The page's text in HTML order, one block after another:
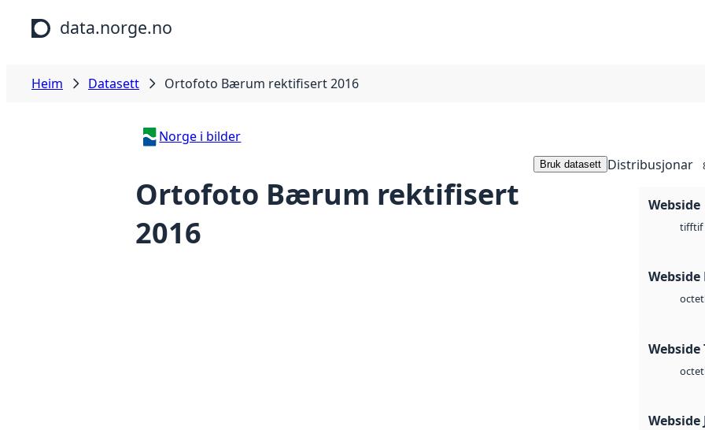
Hopp til hovudinnhald
data.norge.no
Heim Datasett Ortofoto Bærum rektifisert 2016
Norge i bilder
Ortofoto Bærum rektifisert
2016
Bruk datasett Distribusjonar
Webside
tifftif
Webside
octet
Webside
octet
Webside